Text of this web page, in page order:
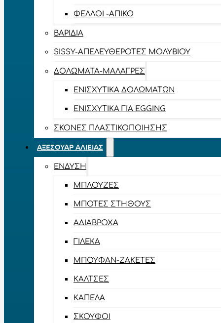
ΦΕΛΛΟΊ -ΑΠΊΚΟ
ΒΑΡΊΔΙΑ
SISSY-ΑΠΕΛΕΥΘΕΡΟΤΈΣ ΜΟΛΥΒΙΟΎ
ΔΟΛΏΜΑΤΑ-ΜΑΛΆΓΡΕΣ
ΕΝΙΣΧΥΤΙΚΆ ΔΟΛΩΜΆΤΩΝ
ΕΝΙΣΧΥΤΙΚΆ ΓΙΑ EGGING
ΣΚΌΝΕΣ ΠΛΑΣΤΙΚΟΠΟΊΗΣΗΣ
ΑΞΕΣΟΥΆΡ ΑΛΙΕΊΑΣ
ΈΝΔΥΣΗ
ΜΠΛΟΎΖΕΣ
ΜΠΌΤΕΣ ΣΤΉΘΟΥΣ
ΑΔΙΆΒΡΟΧΑ
ΓΙΛΈΚΑ
ΜΠΟΥΦΆΝ-ΖΑΚΈΤΕΣ
ΚΆΛΤΣΕΣ
ΚΑΠΈΛΑ
ΣΚΟΎΦΟΙ